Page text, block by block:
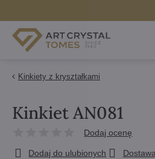
Kinkiety z kryształkami
Kinkiet AN081
Dodaj ocenę
Dodaj do ulubionych Dostawa